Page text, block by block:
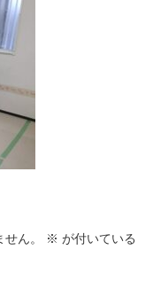
ん。 ※ が付いている